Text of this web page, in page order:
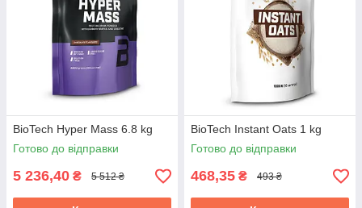
BioTech Hyper Mass 6.8 kg
Готово до відправки
5 236,40 ₴ 5 512 ₴
BioTech Instant Oats 1 kg
Готово до відправки
468,35 ₴ 493 ₴